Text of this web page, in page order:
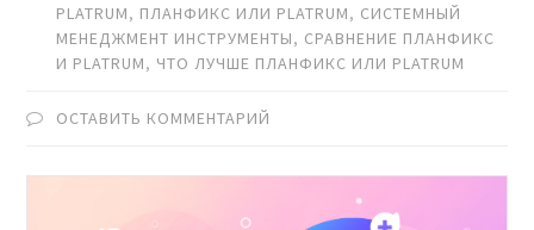
PLATRUM, ПЛАНФИКС ИЛИ PLATRUM, СИСТЕМНЫЙ
МЕНЕДЖМЕНТ ИНСТРУМЕНТЫ, СРАВНЕНИЕ ПЛАНФИКС
И PLATRUM, ЧТО ЛУЧШЕ ПЛАНФИКС ИЛИ PLATRUM
ОСТАВИТЬ КОММЕНТАРИЙ